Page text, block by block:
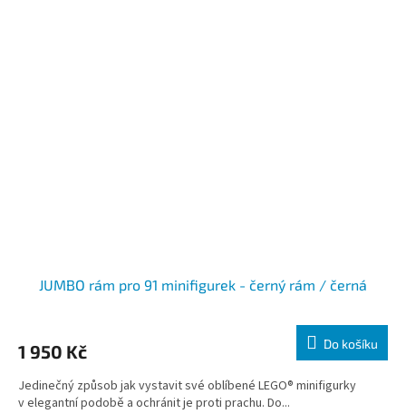
JUMBO rám pro 91 minifigurek - černý rám / černá
1 950 Kč Do košíku
Jedinečný způsob jak vystavit své oblíbené LEGO® minifigurky
v elegantní podobě a ochránit je proti prachu. Do...